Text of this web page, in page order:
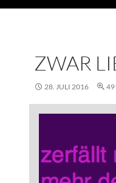
ZWAR
28. JULI 2016